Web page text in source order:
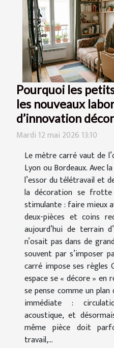
Pourquoi les
les nouveaux
d’innovation
Mardi 12 mai 2026 13:10
Le mètre carré vaut de
Lyon ou Bordeaux. Avec
l’essor du télétravail et
la décoration se frotte
stimulante : faire mieux
deux-pièces et coins
aujourd’hui de terrain
n’osait pas dans de
souvent par s’imposer
carré impose ses règles
espace se « décore » en
se pense comme un
immédiate :
acoustique, et
même pièce doit
travail,...